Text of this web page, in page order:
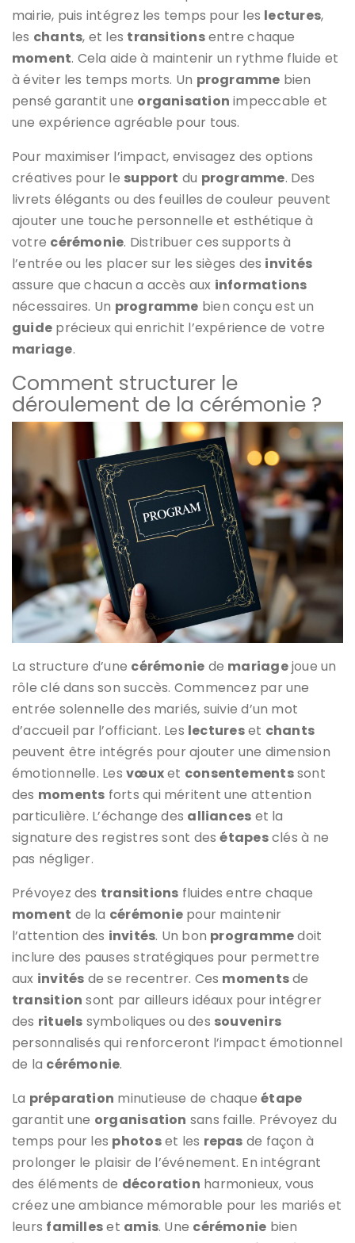
mairie, puis intégrez les temps pour les lectures,
les chants, et les transitionsentre chaque
moment. Cela aide à maintenir un rythme fluide et
à éviter les temps morts. Un programme bien
pensé garantit une organisation impeccable et
une expérience agréable pour tous.
Pour maximiser l’impact, envisagez des options
créatives pour le support du programme. Des
livrets élégants ou des feuilles de couleur peuvent
ajouter une touche personnelle et esthétique à
votre cérémonie. Distribuer ces supports à
l’entrée ou les placer sur les sièges des invités
assure que chacun a accès aux informations
nécessaires. Un programme bien conçu est un
guide précieux qui enrichit l’expérience de votre
mariage.
Comment structurer le
déroulement de la cérémonie ?
La structure d’une cérémonie de mariagejoue un
rôle clé dans son succès. Commencez par une
entrée solennelle des mariés, suivie d’un mot
d’accueil par l’officiant. Les lectureset chants
peuvent être intégrés pour ajouter une dimension
émotionnelle. Lesvœuxet consentementssont
des moments forts qui méritent une attention
particulière. L’échange des alliances et la
signature des registres sont desétapesclés à ne
pas négliger.
Prévoyez des transitions fluides entre chaque
moment de la cérémoniepour maintenir
l’attention des invités. Un bon programmedoit
inclure des pauses stratégiques pour permettre
aux invités de se recentrer. Ces momentsde
transition sont par ailleurs idéaux pour intégrer
des rituels symboliques ou des souvenirs
personnalisés qui renforceront l’impact émotionnel
de la cérémonie.
La préparation minutieuse de chaqueétape
garantit une organisation sans faille. Prévoyez du
temps pour les photoset les repas de façon à
prolonger le plaisir de l’événement. En intégrant
des éléments de décoration harmonieux, vous
créez une ambiance mémorable pour les mariés et
leurs familleset amis. Une cérémonie bien